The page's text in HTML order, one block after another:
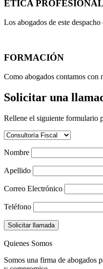
ÉTICA PROFESIONAL
Los abogados de este
FORMACIÓN
Como abogados contamos con
Solicitar una
Rellene el siguiente formulario
Nombre
Apellido
Correo Electrónico
Teléfono
Solicitar llamada
Quienes Somos
Somos una firma de abogados